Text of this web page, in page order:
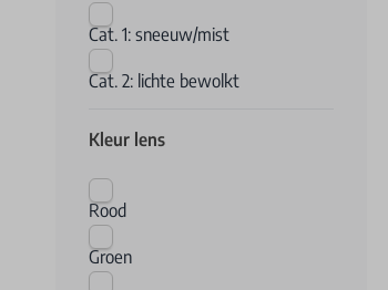
Cat. 1: sneeuw/mist
Cat. 2: lichte bewolkt
Kleur lens
Rood
Groen